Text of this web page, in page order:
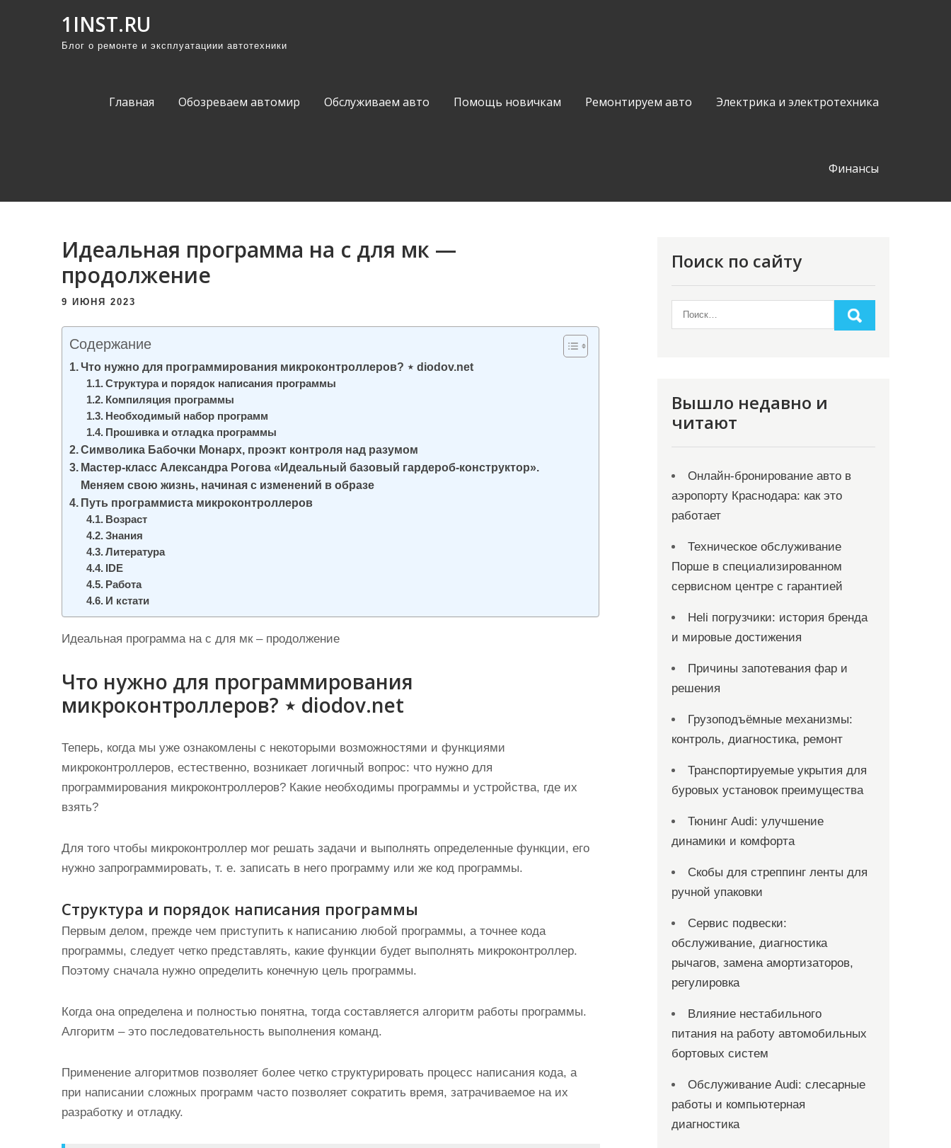
1INST.RU
Блог о ремонте и эксплуатациии автотехники
Главная Обозреваем автомир Обслуживаем авто Помощь новичкам Ремонтируем авто Электрика и электротехника
Финансы
Идеальная программа на с для мк —
продолжение
9 ИЮНЯ 2023
Содержание
Что нужно для программирования микроконтроллеров? ⋆ diodov.net
Структура и порядок написания программы
Компиляция программы
Необходимый набор программ
Прошивка и отладка программы
Символика Бабочки Монарх, проэкт контроля над разумом
Мастер-класс Александра Рогова «Идеальный базовый гардероб-конструктор».
Меняем свою жизнь, начиная с изменений в образе
Путь программиста микроконтроллеров
Возраст
Знания
Литература
IDE
Работа
И кстати
Идеальная программа на с для мк – продолжение
Что нужно для программирования
микроконтроллеров? ⋆ diodov.net
Теперь, когда мы уже ознакомлены с некоторыми возможностями и функциями
микроконтроллеров, естественно, возникает логичный вопрос: что нужно для
программирования микроконтроллеров? Какие необходимы программы и устройства, где их
взять?
Для того чтобы микроконтроллер мог решать задачи и выполнять определенные функции, его
нужно запрограммировать, т. е. записать в него программу или же код программы.
Структура и порядок написания программы
Первым делом, прежде чем приступить к написанию любой программы, а точнее кода
программы, следует четко представлять, какие функции будет выполнять микроконтроллер.
Поэтому сначала нужно определить конечную цель программы.
Когда она определена и полностью понятна, тогда составляется алгоритм работы программы.
Алгоритм – это последовательность выполнения команд.
Применение алгоритмов позволяет более четко структурировать процесс написания кода, а
при написании сложных программ часто позволяет сократить время, затрачиваемое на их
разработку и отладку.
Поиск по сайту
Вышло недавно и
читают
Онлайн‑бронирование авто в
аэропорту Краснодара: как это
работает
Техническое обслуживание
Порше в специализированном
сервисном центре с гарантией
Heli погрузчики: история бренда
и мировые достижения
Причины запотевания фар и
решения
Грузоподъёмные механизмы:
контроль, диагностика, ремонт
Транспортируемые укрытия для
буровых установок преимущества
Тюнинг Audi: улучшение
динамики и комфорта
Скобы для стреппинг ленты для
ручной упаковки
Сервис подвески:
обслуживание, диагностика
рычагов, замена амортизаторов,
регулировка
Влияние нестабильного
питания на работу автомобильных
бортовых систем
Обслуживание Audi: слесарные
работы и компьютерная
диагностика